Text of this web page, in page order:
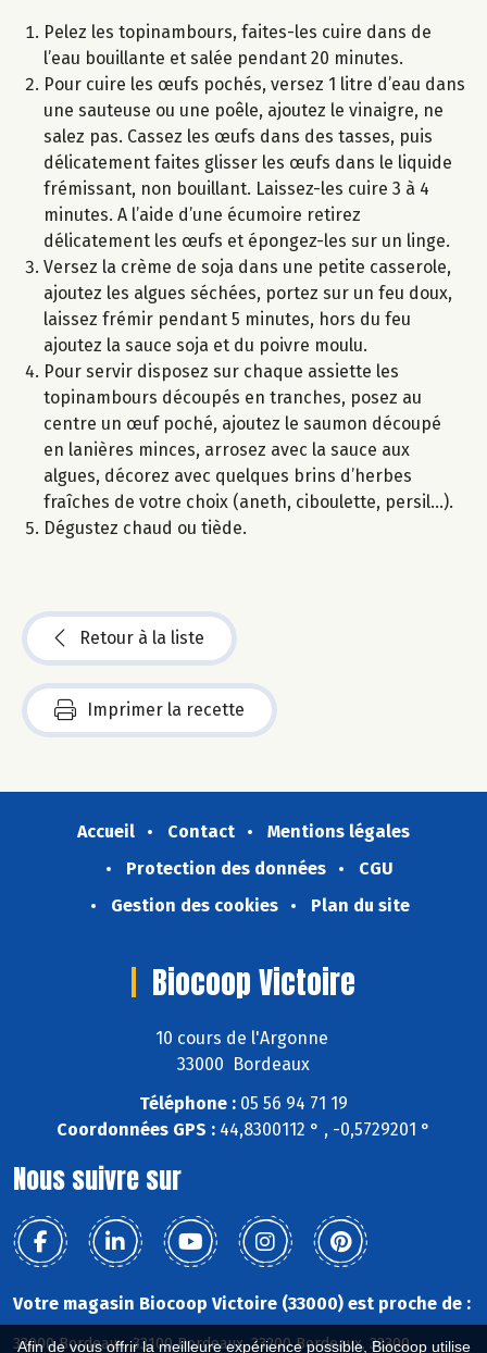
Afin de vous offrir la meilleure expérience possible, Biocoop utilise
Pelez les topinambours, faites-les cuire dans de
l’eau bouillante et salée pendant 20 minutes.
Pour cuire les œufs pochés, versez 1 litre d’eau dans
une sauteuse ou une poêle, ajoutez le vinaigre, ne
salez pas. Cassez les œufs dans des tasses, puis
délicatement faites glisser les œufs dans le liquide
frémissant, non bouillant. Laissez-les cuire 3 à 4
minutes. A l’aide d’une écumoire retirez
délicatement les œufs et épongez-les sur un linge.
Versez la crème de soja dans une petite casserole,
ajoutez les algues séchées, portez sur un feu doux,
laissez frémir pendant 5 minutes, hors du feu
ajoutez la sauce soja et du poivre moulu.
Pour servir disposez sur chaque assiette les
topinambours découpés en tranches, posez au
centre un œuf poché, ajoutez le saumon découpé
en lanières minces, arrosez avec la sauce aux
algues, décorez avec quelques brins d’herbes
fraîches de votre choix (aneth, ciboulette, persil…).
Dégustez chaud ou tiède.
Retour à la liste
Imprimer la recette
Accueil Contact
Mentions légales
Protection des données
CGU
Gestion des cookies
Plan du site
Biocoop Victoire
10 cours de l'Argonne
33000 Bordeaux
Téléphone : 05 56 94 71 19
Coordonnées GPS : 44,8300112 ° , -0,5729201 °
Nous suivre sur
Votre magasin Biocoop Victoire (33000) est proche de :
33000 Bordeaux, 33100 Bordeaux, 33200 Bordeaux, 33300